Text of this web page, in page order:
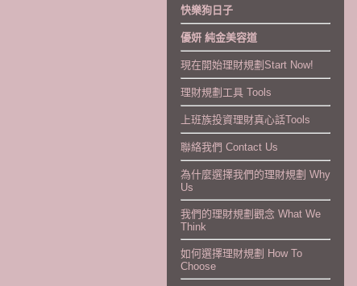
快樂狗日子
優妍 純金美容道
現在開始理財規劃Start Now!
理財規劃工具 Tools
上班族投資理財真心話Tools
聯絡我們 Contact Us
為什麼選擇我們的理財規劃 Why
Us
我們的理財規劃觀念 What We
Think
如何選擇理財規劃 How To
Choose